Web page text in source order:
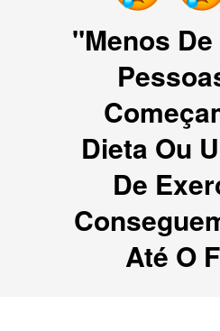
"Menos
Dieta Ou
De
Até O